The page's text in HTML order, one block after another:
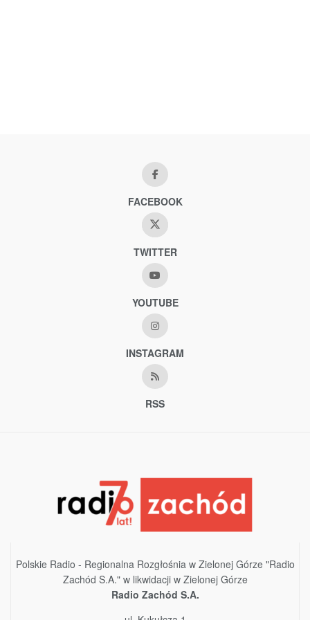
FACEBOOK
TWITTER
YOUTUBE
INSTAGRAM
RSS
Polskie Radio - Regionalna Rozgłośnia w Zielonej Górze "Radio
Zachód S.A." w likwidacji w Zielonej Górze
Radio Zachód S.A.